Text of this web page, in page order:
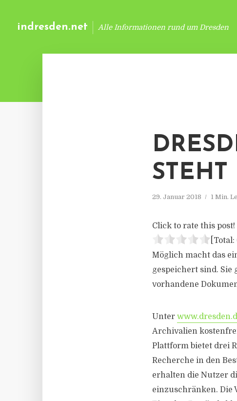
indresden.net Alle Informationen rund um Dresden
29. Januar 2018 1 Min.
Click to rate this post!
[Total:
Möglich macht das
gespeichert sind.
vorhandene
Unter
Archivalien
Plattform bietet drei
Recherche in den
erhalten die Nutzer
einzuschränken. Die